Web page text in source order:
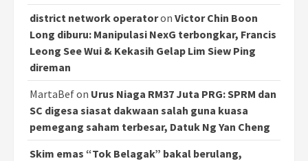
district network operatoron Victor Chin Boon
Long diburu: Manipulasi NexG terbongkar, Francis
Leong See Wui & Kekasih Gelap Lim Siew Ping
direman
MartaBefon Urus Niaga RM37 Juta PRG: SPRM dan
SC digesa siasat dakwaan salah guna kuasa
pemegang saham terbesar, Datuk Ng Yan Cheng
Skim emas “Tok Belagak” bakal berulang,